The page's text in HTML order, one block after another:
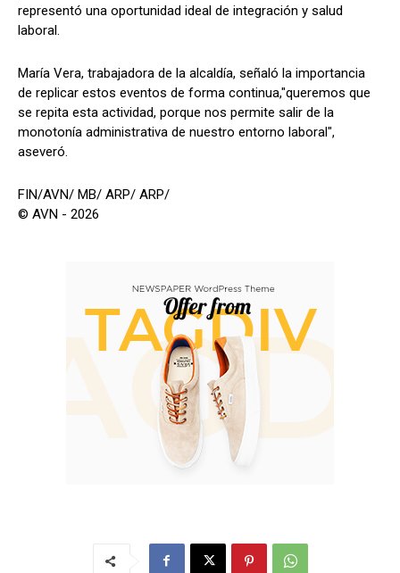
representó una oportunidad ideal de integración y salud
laboral.
María Vera, trabajadora de la alcaldía, señaló la importancia
de replicar estos eventos de forma continua,"queremos que
se repita esta actividad, porque nos permite salir de la
monotonía administrativa de nuestro entorno laboral",
aseveró.
FIN/AVN/ MB/ ARP/ ARP/
© AVN - 2026